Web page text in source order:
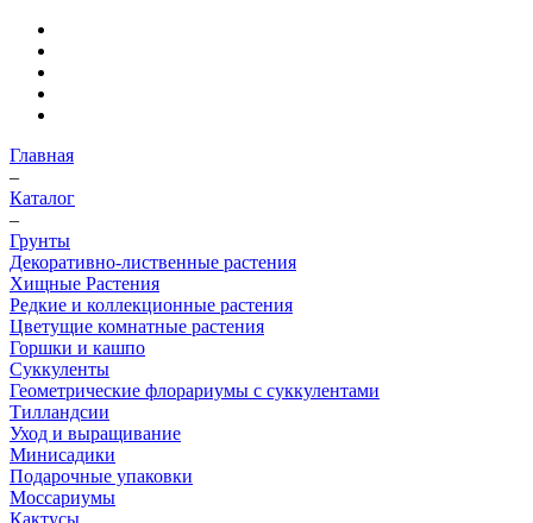
Главная
–
Каталог
–
Грунты
Декоративно-лиственные растения
Хищные Растения
Редкие и коллекционные растения
Цветущие комнатные растения
Горшки и кашпо
Суккуленты
Геометрические флорариумы с суккулентами
Тилландсии
Уход и выращивание
Минисадики
Подарочные упаковки
Моссариумы
Кактусы